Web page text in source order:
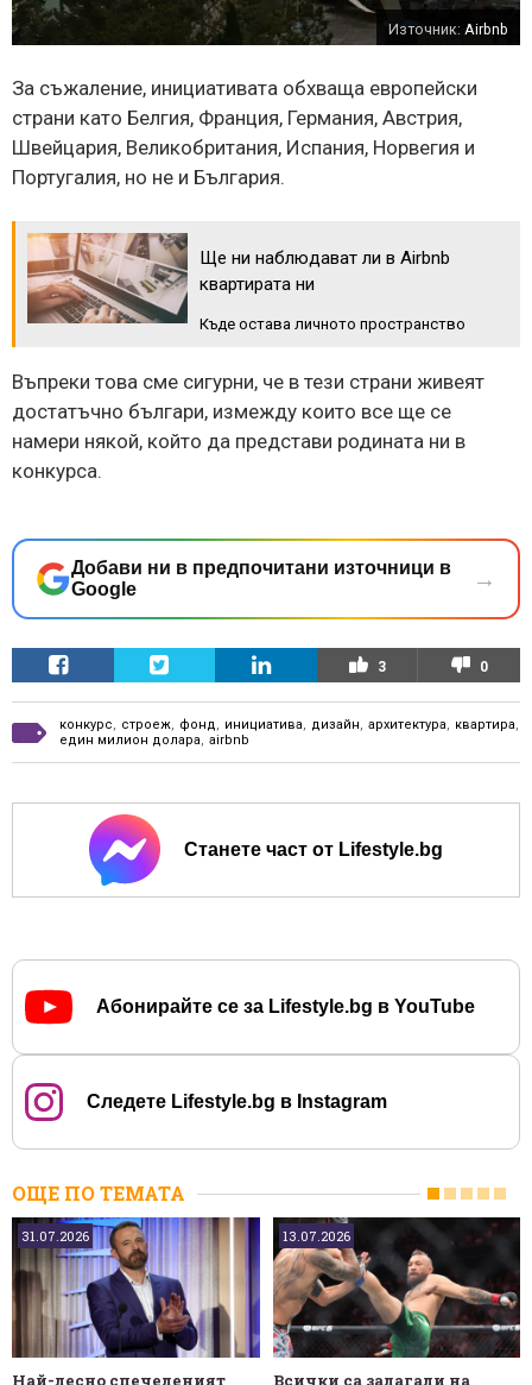
Източник: Airbnb
За съжаление, инициативата обхваща европейски
страни като Белгия, Франция, Германия, Австрия,
Швейцария, Великобритания, Испания, Норвегия и
Португалия, но не и България.
Ще ни наблюдават ли в Airbnb
квартирата ни
Къде остава личното пространство
Въпреки това сме сигурни, че в тези страни живеят
достатъчно българи, измежду които все ще се
намери някой, който да представи родината ни в
конкурса.
Добави ни в предпочитани източници в
Google
→
3 0
конкурс, строеж, фонд, инициатива, дизайн, архитектура, квартира,
един милион долара, airbnb
Станете част от Lifestyle.bg
Абонирайте се за Lifestyle.bg в YouTube
Следете Lifestyle.bg в Instagram
ОЩЕ ПО ТЕМАТА
31.07.2026
Най-лесно спечеленият
13.07.2026
Всички са залагали на